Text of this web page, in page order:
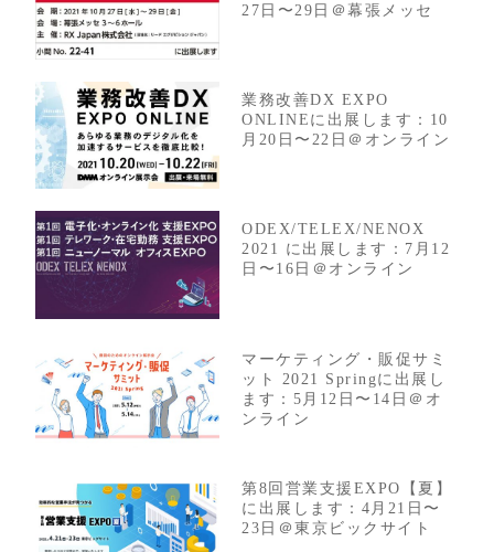
27日〜29日＠幕張メッセ
業務改善DX EXPO
ONLINEに出展します：10
月20日〜22日＠オンライン
ODEX/TELEX/NENOX
2021 に出展します：7月12
日〜16日＠オンライン
マーケティング・販促サミ
ット 2021 Springに出展し
ます：5月12日〜14日＠オ
ンライン
第8回営業支援EXPO【夏】
に出展します：4月21日〜
23日＠東京ビックサイト